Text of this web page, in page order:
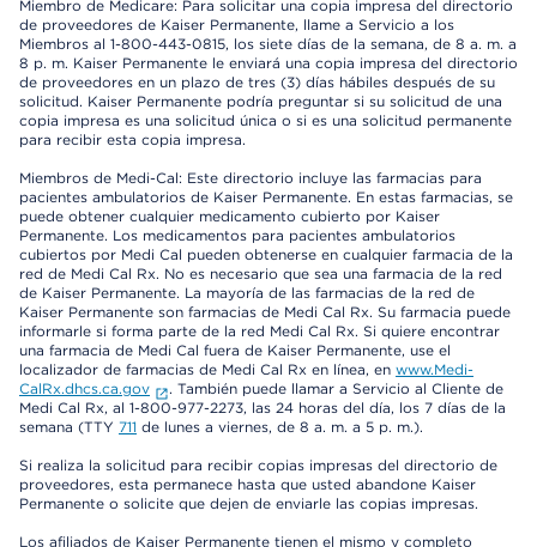
Miembro de Medicare: Para solicitar una copia impresa del directorio
de proveedores de Kaiser Permanente, llame a Servicio a los
Miembros al 1-800-443-0815, los siete días de la semana, de 8 a. m. a
8 p. m. Kaiser Permanente le enviará una copia impresa del directorio
de proveedores en un plazo de tres (3) días hábiles después de su
solicitud. Kaiser Permanente podría preguntar si su solicitud de una
copia impresa es una solicitud única o si es una solicitud permanente
para recibir esta copia impresa.
Miembros de Medi-Cal: Este directorio incluye las farmacias para
pacientes ambulatorios de Kaiser Permanente. En estas farmacias, se
puede obtener cualquier medicamento cubierto por Kaiser
Permanente. Los medicamentos para pacientes ambulatorios
cubiertos por Medi Cal pueden obtenerse en cualquier farmacia de la
red de Medi Cal Rx. No es necesario que sea una farmacia de la red
de Kaiser Permanente. La mayoría de las farmacias de la red de
Kaiser Permanente son farmacias de Medi Cal Rx. Su farmacia puede
informarle si forma parte de la red Medi Cal Rx. Si quiere encontrar
una farmacia de Medi Cal fuera de Kaiser Permanente, use el
localizador de farmacias de Medi Cal Rx en línea, en www.Medi-
CalRx.dhcs.ca.gov
. También puede llamar a Servicio al Cliente de
Medi Cal Rx, al 1-800-977-2273, las 24 horas del día, los 7 días de la
semana (TTY 711 de lunes a viernes, de 8 a. m. a 5 p. m.).
Si realiza la solicitud para recibir copias impresas del directorio de
proveedores, esta permanece hasta que usted abandone Kaiser
Permanente o solicite que dejen de enviarle las copias impresas.
Los afiliados de Kaiser Permanente tienen el mismo y completo